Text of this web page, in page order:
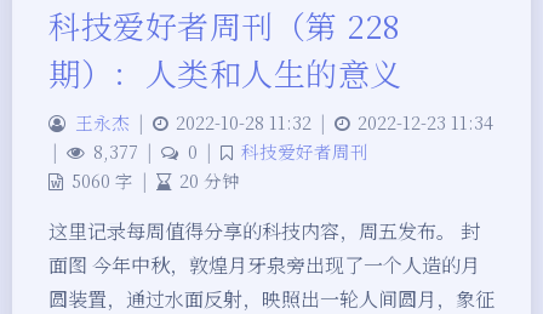
科技爱好者周刊（第 228
期）：人类和人生的意义
王永杰 | 2022-10-28 11:32 |
2022-12-23 11:34
|
8,377 | 0 |
科技爱好者周刊
5060 字 | 20 分钟
这里记录每周值得分享的科技内容，周五发布。 封
面图 今年中秋，敦煌月牙泉旁出现了一个人造的月
圆装置，通过水面反射，映照出一轮人间圆月，象征